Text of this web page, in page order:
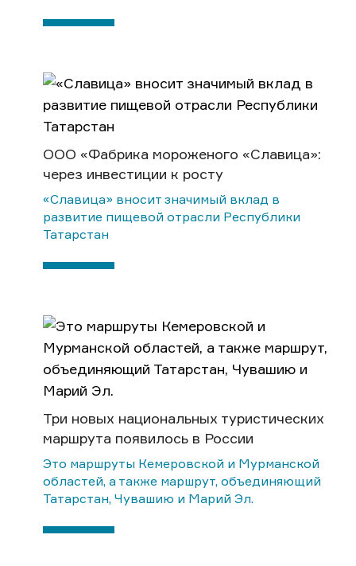
ООО «Фабрика мороженого «Славица»:
через инвестиции к росту
«Славица» вносит значимый вклад в
развитие пищевой отрасли Республики
Татарстан
Три новых национальных туристических
маршрута появилось в России
Это маршруты Кемеровской и Мурманской
областей, а также маршрут, объединяющий
Татарстан, Чувашию и Марий Эл.